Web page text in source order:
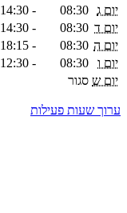
יום ג 08:30
-
14:30
יום ד 08:30
-
14:30
יום ה 08:30
-
18:15
יום ו
08:30
-
12:30
יום ש סגור
ערוך שעות פעילות